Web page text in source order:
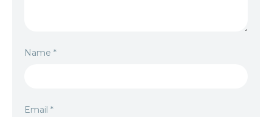
Name *
Email *